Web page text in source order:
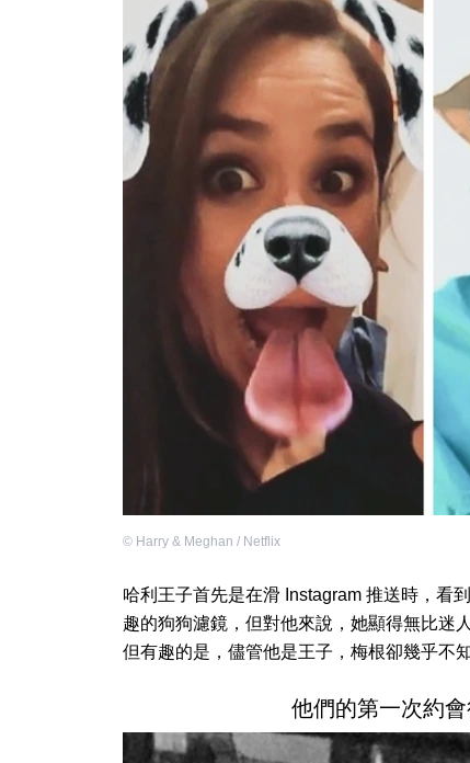
© Harry & Meghan / Netflix
哈利王子首先是在滑 Instagram 推送時，看
趣的狗狗濾鏡，但對他來說，她顯得無比迷
但有趣的是，儘管他是王子，梅根卻幾乎不
他們的第一次約